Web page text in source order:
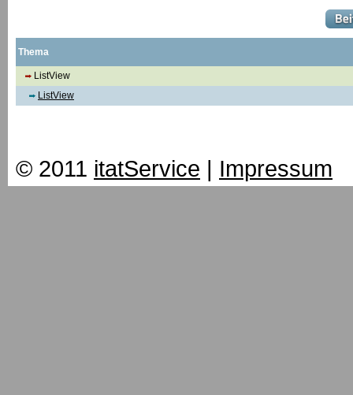
Thema
ListView
ListView
© 2011 itatService | Impressum